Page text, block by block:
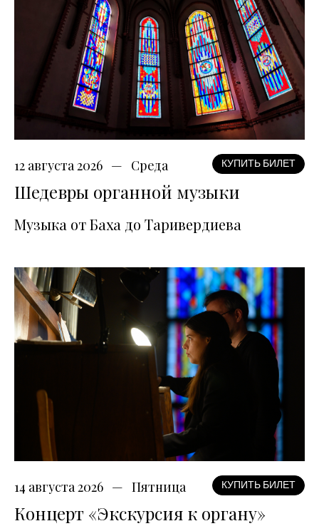
12 августа 2026 Среда КУПИТЬ БИЛЕТ
Шедевры органной музыки
Музыка от Баха до Таривердиева
14 августа 2026 Пятница КУПИТЬ БИЛЕТ
Концерт «Экскурсия к органу»